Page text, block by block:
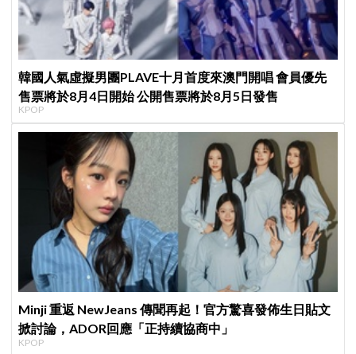
韓國人氣虛擬男團PLAVE十月首度來澳門開唱 會員優先
售票將於8月4日開始 公開售票將於8月5日發售
KPOP
Minji 重返 NewJeans 傳聞再起！官方驚喜發佈生日貼文
掀討論，ADOR回應「正持續協商中」
KPOP